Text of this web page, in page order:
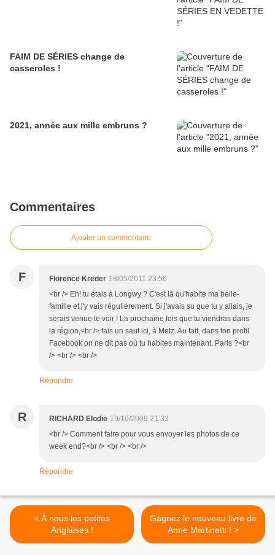
FAIM DE SÉRIES change de
casseroles !
2021, année aux mille embruns ?
Commentaires
Ajouter un commentaire
F Florence Kreder 18/05/2011 23:56
<br /> Eh! tu étais à Longwy ? C'est là qu'habite ma belle-
famille et j'y vais régulièrement. Si j'avais su que tu y allais, je
serais venue te voir ! La prochaine fois que tu viendras dans
la région,<br /> fais un saut ici, à Metz. Au fait, dans ton profil
Facebook on ne dit pas où tu habites maintenant. Paris ?<br
/> <br /> <br />
Répondre
R RICHARD Elodie 19/10/2009 21:33
<br /> Comment faire pour vous envoyer les photos de ce
week end?<br /> <br /> <br />
Répondre
< À nous les petites
Anglaises !
Gagnez le nouveau livre de
Anne Martinetti ! >